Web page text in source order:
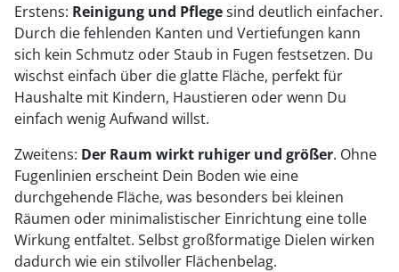
Erstens: Reinigung und Pflegesind deutlich einfacher.
Durch die fehlenden Kanten und Vertiefungen kann
sich kein Schmutz oder Staub in Fugen festsetzen. Du
wischst einfach über die glatte Fläche, perfekt für
Haushalte mit Kindern, Haustieren oder wenn Du
einfach wenig Aufwand willst.
Zweitens: Der Raum wirkt ruhiger und größer. Ohne
Fugenlinien erscheint Dein Boden wie eine
durchgehende Fläche, was besonders bei kleinen
Räumen oder minimalistischer Einrichtung eine tolle
Wirkung entfaltet. Selbst großformatige Dielen wirken
dadurch wie ein stilvoller Flächenbelag.